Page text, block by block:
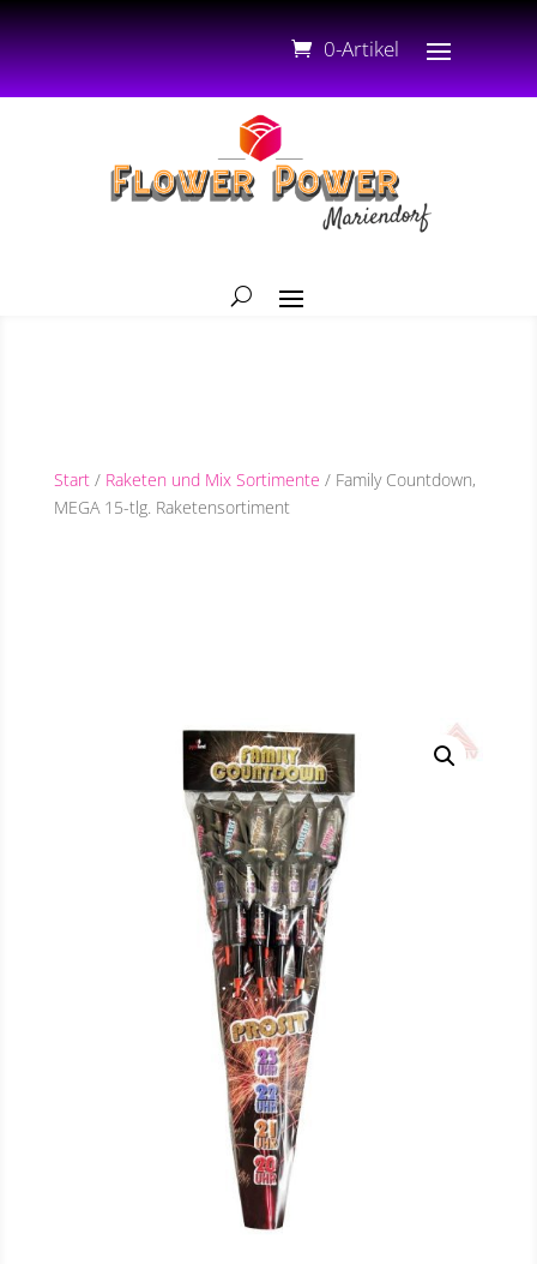
0-Artikel
Start/ Raketen und Mix Sortimente / Family Countdown,
MEGA 15-tlg. Raketensortiment